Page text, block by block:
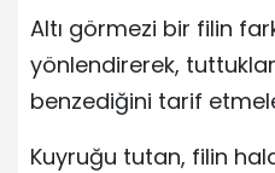
Altı görmezi bir filin
yönlendirerek,
benzediğini tarif
Kuyruğu tutan, filin